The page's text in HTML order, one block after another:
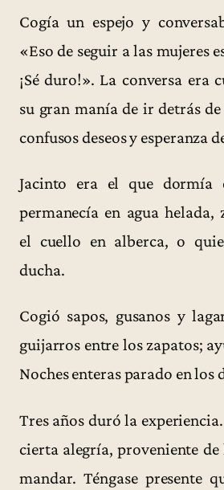
Cogía un espejo y
«Eso de seguir a las mujeres
¡Sé duro!». La conversa era
su gran manía de ir detrás
confusos deseos y esperanza
Jacinto era el que dormía
permanecía en agua
el cuello en alberca, o
ducha.
Cogió sapos, gusanos y
guijarros entre los zapatos;
Noches enteras parado en los
Tres años duró la
cierta alegría, proveniente
mandar. Téngase presente